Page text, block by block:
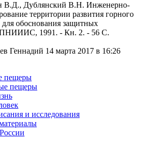
В.Д., Дублянский В.Н. Инженерно-
территории развития горного
для обоснования защитных
ПНИИИС, 1991. - Кн. 2. - 56 С.
Геннадий 14 марта 2017 в 16:26
пещеры
пещеры
и исследования